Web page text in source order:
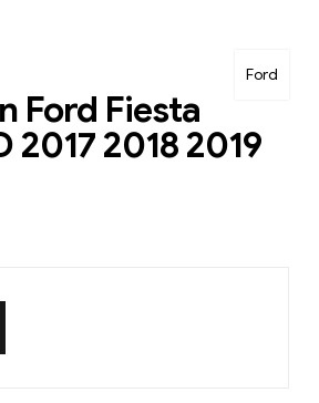
Ford
Ford Fiesta
2017 2018 2019